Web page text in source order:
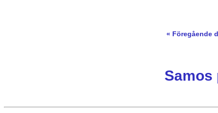
« Föregående
Samos